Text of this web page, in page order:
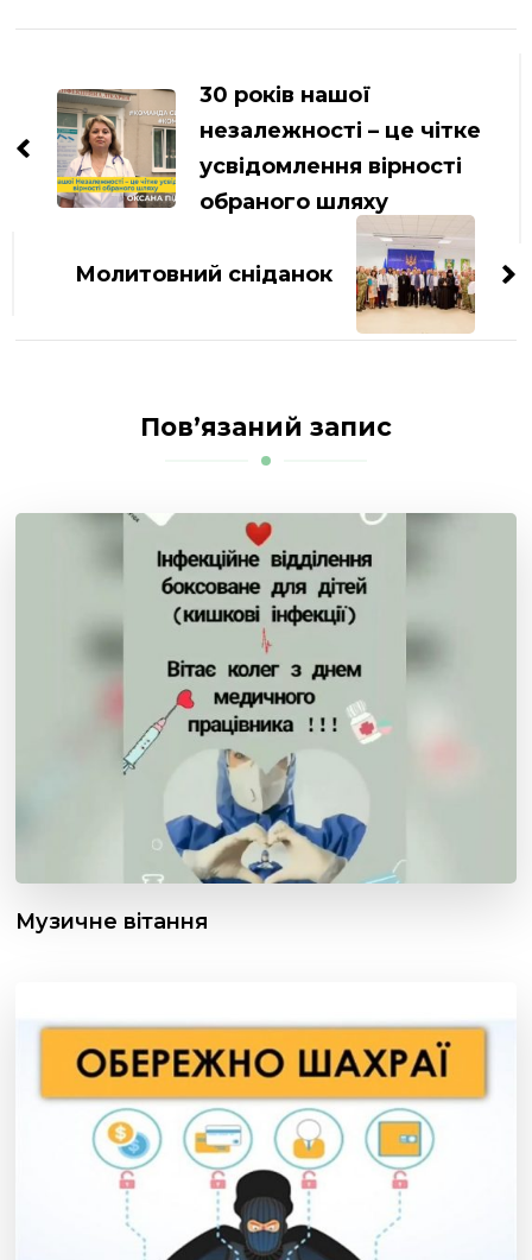
запису
30 років нашої
незалежності – це чітке
усвідомлення вірності
обраного шляху
Молитовний сніданок
Пов’язаний запис
Музичне вітання